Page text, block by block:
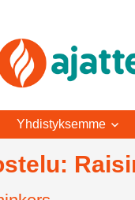
Yhdistyksemme